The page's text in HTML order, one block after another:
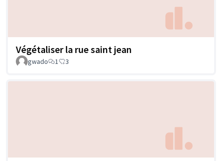
Végétaliser la rue saint jean
gwado 1 3